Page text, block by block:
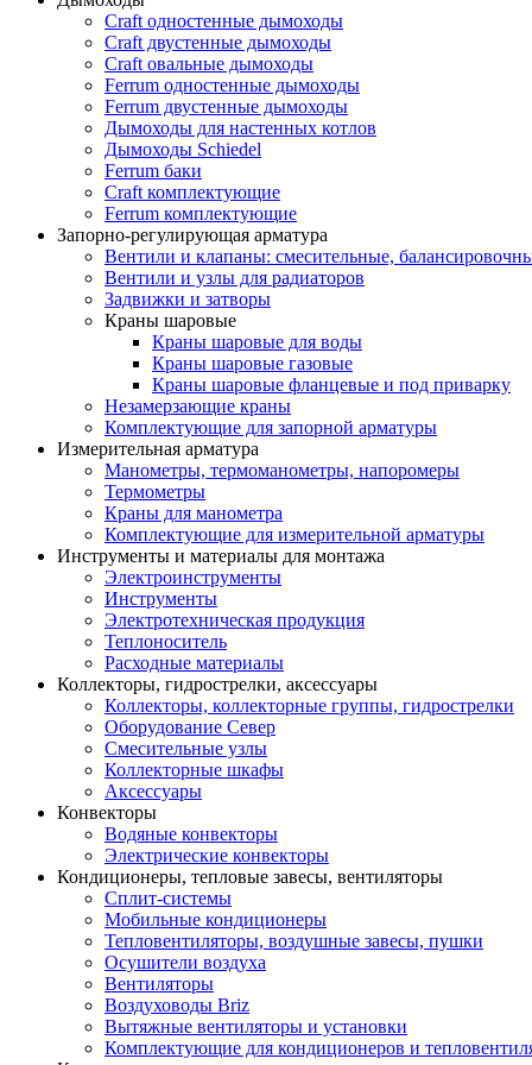
Craft одностенные дымоходы
Craft двустенные дымоходы
Craft овальные дымоходы
Ferrum одностенные дымоходы
Ferrum двустенные дымоходы
Дымоходы для настенных котлов
Дымоходы Schiedel
Ferrum баки
Craft комплектующие
Ferrum комплектующие
Запорно-регулирующая арматура
Вентили и клапаны: смесительные,
Вентили и узлы для радиаторов
Задвижки и затворы
Краны шаровые
Краны шаровые для воды
Краны шаровые газовые
Краны шаровые фланцевые и под приварку
Незамерзающие краны
Комплектующие для запорной арматуры
Измерительная арматура
Манометры, термоманометры, напоромеры
Термометры
Краны для манометра
Комплектующие для измерительной арматуры
Инструменты и материалы для монтажа
Электроинструменты
Инструменты
Электротехническая продукция
Теплоноситель
Расходные материалы
Коллекторы, гидрострелки, аксессуары
Коллекторы, коллекторные группы, гидрострелки
Оборудование Север
Смесительные узлы
Коллекторные шкафы
Аксессуары
Конвекторы
Водяные конвекторы
Электрические конвекторы
Кондиционеры, тепловые завесы, вентиляторы
Сплит-системы
Мобильные кондиционеры
Тепловентиляторы, воздушные завесы, пушки
Осушители воздуха
Вентиляторы
Воздуховоды Briz
Вытяжные вентиляторы и установки
Комплектующие для кондиционеров и